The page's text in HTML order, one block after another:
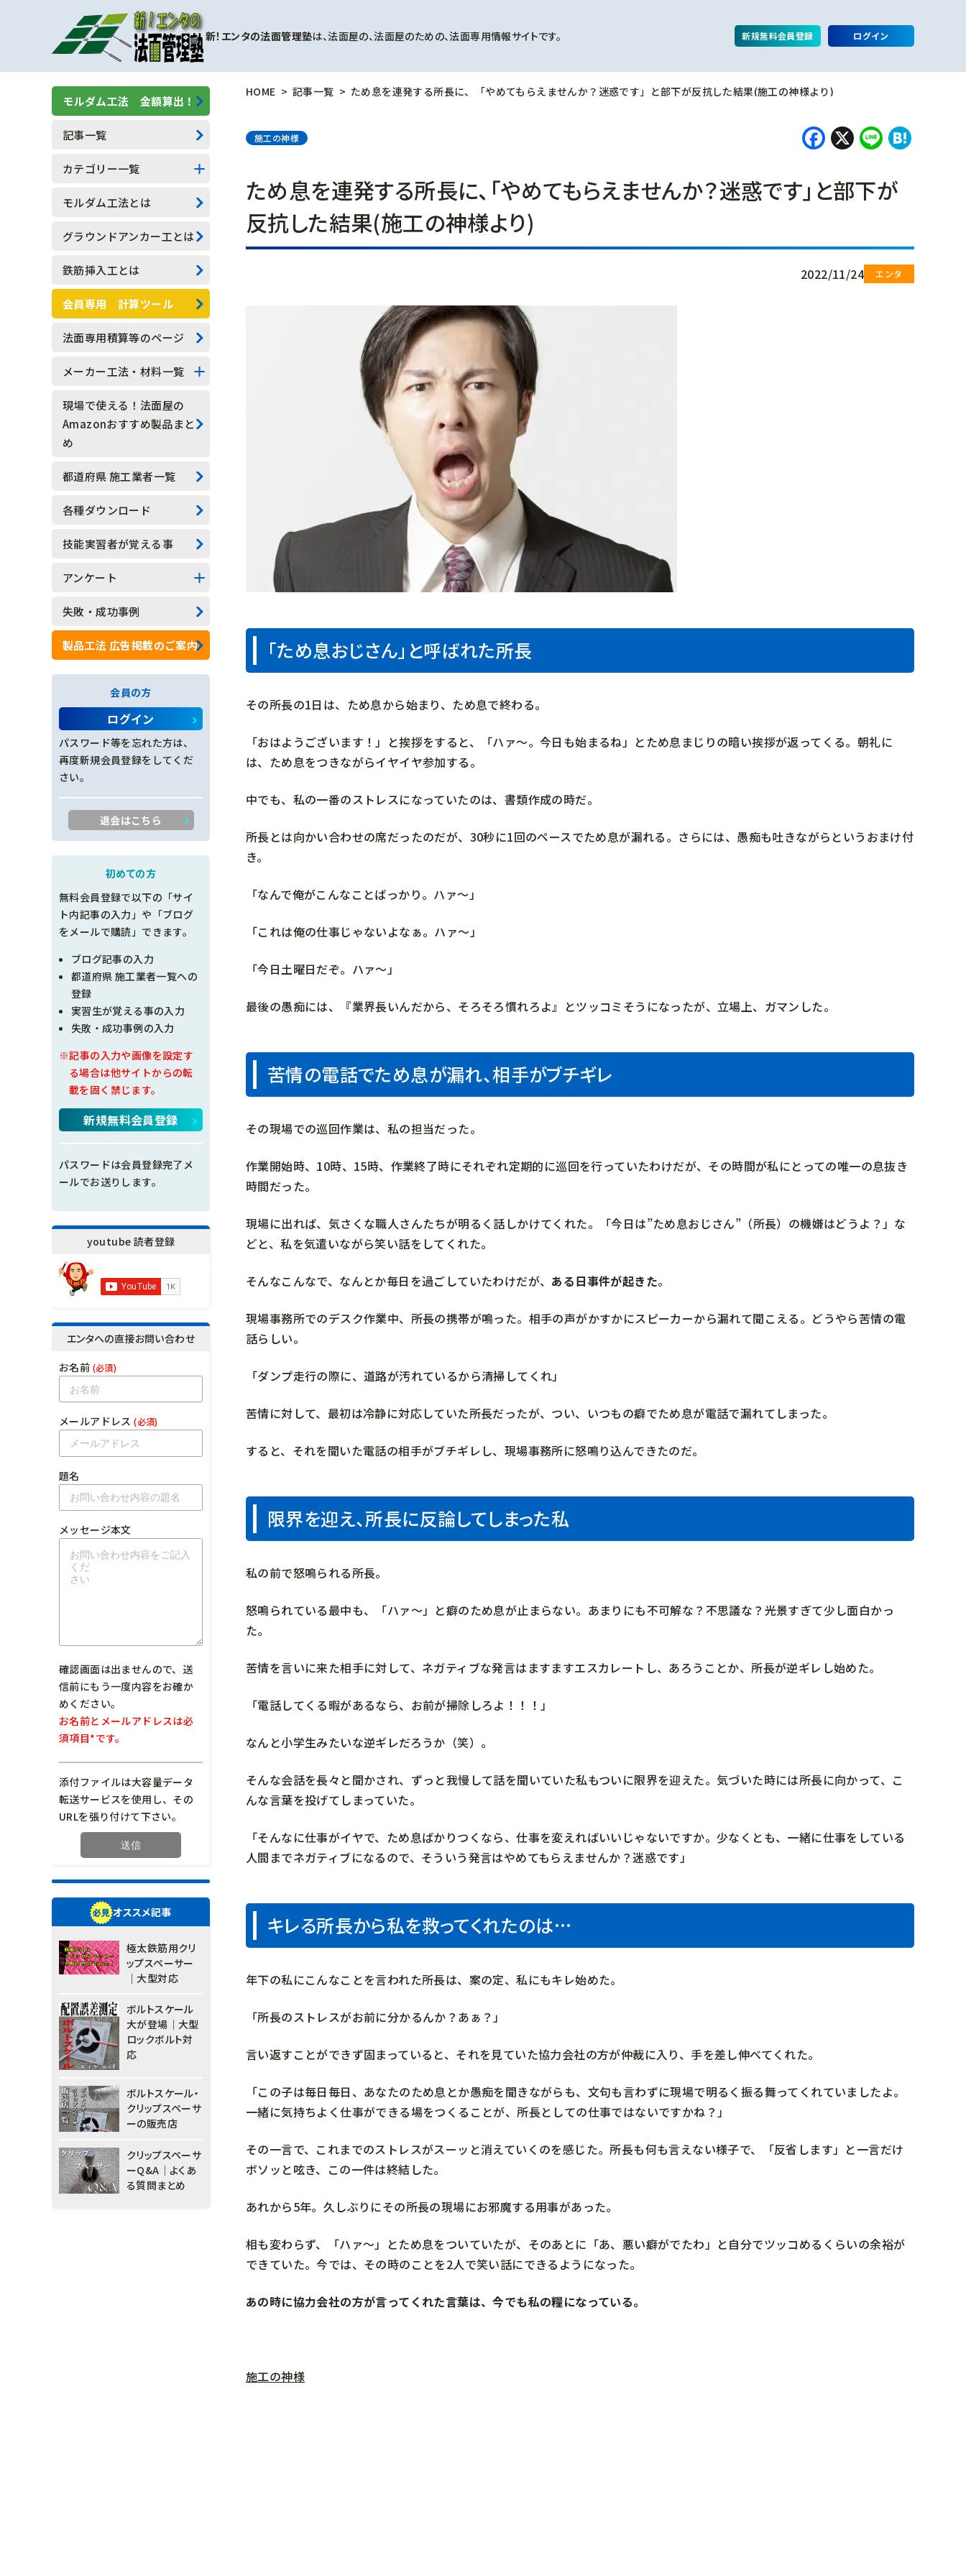
新！エンタの法面管理塾は、法面屋の、法面屋のための、法面専用情報サイトです。 新規無料会員登録 ログイン
HOME 記事一覧 ため息を連発する所長に、「やめてもらえませんか？迷惑です」と部下が反抗した結果(施工の神様より)
施工の神様 Facebook
X Line
ため息を連発する所長に、「やめてもらえませんか？迷惑です」と部下が
反抗した結果(施工の神様より)
2022/11/24
「ため息おじさん」と呼ばれた所長
その所長の1日は、ため息から始まり、ため息で終わる。
「おはようございます！」と挨拶をすると、「ハァ～。今日も始まるね」とため息まじりの暗い挨拶が返ってくる。朝礼に
は、ため息をつきながらイヤイヤ参加する。
中でも、私の一番のストレスになっていたのは、書類作成の時だ。
所長とは向かい合わせの席だったのだが、30秒に1回のペースでため息が漏れる。さらには、愚痴も吐きながらというおまけ付
き。
「なんで俺がこんなことばっかり。ハァ～」
「これは俺の仕事じゃないよなぁ。ハァ～」
「今日土曜日だぞ。ハァ～」
最後の愚痴には、『業界長いんだから、そろそろ慣れろよ』とツッコミそうになったが、立場上、ガマンした。
苦情の電話でため息が漏れ、相手がブチギレ
その現場での巡回作業は、私の担当だった。
作業開始時、10時、15時、作業終了時にそれぞれ定期的に巡回を行っていたわけだが、その時間が私にとっての唯一の息抜き
時間だった。
現場に出れば、気さくな職人さんたちが明るく話しかけてくれた。「今日は”ため息おじさん”（所長）の機嫌はどうよ？」な
どと、私を気遣いながら笑い話をしてくれた。
そんなこんなで、なんとか毎日を過ごしていたわけだが、 ある日事件が起きた。
現場事務所でのデスク作業中、所長の携帯が鳴った。相手の声がかすかにスピーカーから漏れて聞こえる。どうやら苦情の電
話らしい。
「ダンプ走行の際に、道路が汚れているから清掃してくれ」
苦情に対して、最初は冷静に対応していた所長だったが、つい、いつもの癖でため息が電話で漏れてしまった。
すると、それを聞いた電話の相手がブチギレし、現場事務所に怒鳴り込んできたのだ。
限界を迎え、所長に反論してしまった私
私の前で怒鳴られる所長。
怒鳴られている最中も、「ハァ～」と癖のため息が止まらない。あまりにも不可解な？不思議な？光景すぎて少し面白かっ
た。
苦情を言いに来た相手に対して、ネガティブな発言はますますエスカレートし、あろうことか、所長が逆ギレし始めた。
「電話してくる暇があるなら、お前が掃除しろよ！！！」
なんと小学生みたいな逆ギレだろうか（笑）。
そんな会話を長々と聞かされ、ずっと我慢して話を聞いていた私もついに限界を迎えた。気づいた時には所長に向かって、こ
んな言葉を投げてしまっていた。
「そんなに仕事がイヤで、ため息ばかりつくなら、仕事を変えればいいじゃないですか。少なくとも、一緒に仕事をしている
人間までネガティブになるので、そういう発言はやめてもらえませんか？迷惑です」
キレる所長から私を救ってくれたのは…
年下の私にこんなことを言われた所長は、案の定、私にもキレ始めた。
「所長のストレスがお前に分かるんか？あぁ？」
言い返すことができず固まっていると、それを見ていた協力会社の方が仲裁に入り、手を差し伸べてくれた。
「この子は毎日毎日、あなたのため息とか愚痴を聞きながらも、文句も言わずに現場で明るく振る舞ってくれていましたよ。
一緒に気持ちよく仕事ができる場をつくることが、所長としての仕事ではないですかね？」
その一言で、これまでのストレスがスーッと消えていくのを感じた。所長も何も言えない様子で、「反省します」と一言だけ
ボソッと呟き、この一件は終結した。
あれから5年。久しぶりにその所長の現場にお邪魔する用事があった。
相も変わらず、「ハァ～」とため息をついていたが、そのあとに「あ、悪い癖がでたわ」と自分でツッコめるくらいの余裕が
できていた。今では、その時のことを2人で笑い話にできるようになった。
あの時に協力会社の方が言ってくれた言葉は、今でも私の糧になっている。
施工の神様
モルダム工法 金額算出！
記事一覧
カテゴリー一覧
擁壁補強工事
モルダム工
一般人向け(他業種)
専門用語
技能実習生
水抜きロックボルト
水抜きボーリング
現場吹付法枠工
モルタル吹付工
植生基材吹付工
グラウンドアンカー工
ロックボルト工
足場工
ロックネット工
法面工全般
施工管理
創意工夫
品質管理
出来形管理
工程管理
土木設計
現場問題点
その他
モルダム工法とは
グラウンドアンカー工とは
鉄筋挿入工とは
会員専用 計算ツール
法面専用積算等のページ
メーカー工法・材料一覧
法面系
測定器具系
アンカー系
その他
現場で使える！法面屋の
Amazonおすすめ製品まと
め
都道府県 施工業者一覧
各種ダウンロード
技能実習者が覚える事
アンケート
アンケート結果一覧
失敗・成功事例
製品工法 広告掲載のご案内
会員の方
ログイン
パスワード等を忘れた方は、
再度新規会員登録をしてくだ
さい。
退会はこちら
初めての方
無料会員登録で以下の「サイ
ト内記事の入力」や「ブログ
をメールで購読」できます。
ブログ記事の入力
都道府県 施工業者一覧への
登録
実習生が覚える事の入力
失敗・成功事例の入力
※記事の入力や画像を設定す
る場合は他サイトからの転
載を固く禁じます。
新規無料会員登録
パスワードは会員登録完了メ
ールでお送りします。
youtube 読者登録
エンタへの直接お問い合わせ
お名前 (必須)
メールアドレス (必須)
題名
メッセージ本文
確認画面は出ませんので、送
信前にもう一度内容をお確か
めください。
お名前とメールアドレスは必
須項目*です。
添付ファイルは大容量データ
転送サービスを使用し、その
URLを張り付けて下さい。
オススメ記事
極太鉄筋用クリ
ップスペーサー
｜大型対応
ボルトスケール
大が登場｜大型
ロックボルト対
応
ボルトスケール・
クリップスペーサ
ーの販売店
クリップスペーサ
ーQ&A｜よくあ
る質問まとめ